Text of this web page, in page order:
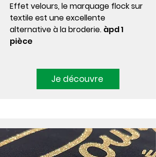
Effet velours, le marquage flock sur
textile est une excellente
alternative à la broderie. àpd 1
pièce
Je découvre